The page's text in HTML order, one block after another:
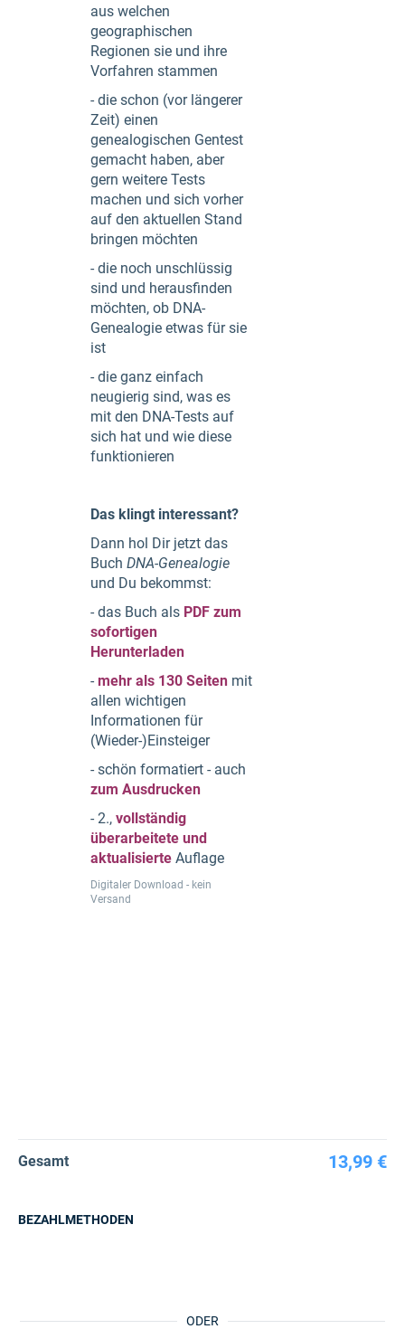
aus welchen
geographischen
Regionen sie und ihre
Vorfahren stammen
- die schon (vor längerer
Zeit) einen
genealogischen Gentest
gemacht haben, aber
gern weitere Tests
machen und sich vorher
auf den aktuellen Stand
bringen möchten
- die noch unschlüssig
sind und herausfinden
möchten, ob DNA-
Genealogie etwas für sie
ist
- die ganz einfach
neugierig sind, was es
mit den DNA-Tests auf
sich hat und wie diese
funktionieren
Das klingt interessant?
Dann hol Dir jetzt das
Buch DNA-Genealogie
und Du bekommst:
- das Buch als PDF zum
sofortigen
Herunterladen
- mehr als 130 Seiten mit
allen wichtigen
Informationen für
(Wieder-)Einsteiger
- schön formatiert - auch
zum Ausdrucken
- 2., vollständig
überarbeitete und
aktualisierte Auflage
Digitaler Download - kein
Versand
Gesamt 13,99 €
ODER
BEZAHLMETHODEN